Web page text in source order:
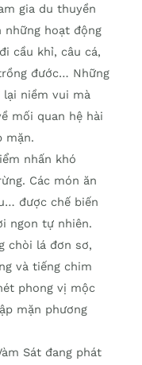
gia du thuyền
những hoạt động
cầu khỉ, câu cá,
đước… Những
niềm vui mà
mối quan hệ hài
mặn.
nhấn khó
Các món ăn
được chế biến
ngon tự nhiên.
chòi lá đơn sơ,
và tiếng chim
phong vị mộc
mặn phương
Sát đang phát